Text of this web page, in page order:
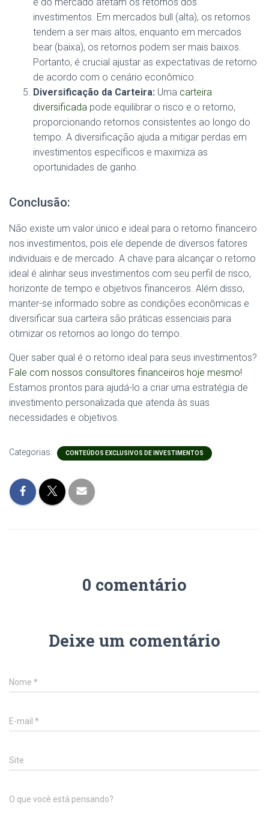
investimentos. Em mercados bull (alta), os retornos
tendem a ser mais altos, enquanto em mercados
bear (baixa), os retornos podem ser mais baixos.
Portanto, é crucial ajustar as expectativas de retorno
de acordo com o cenário econômico.
Diversificação da Carteira: Uma carteira
diversificada pode equilibrar o risco e o retorno,
proporcionando retornos consistentes ao longo do
tempo. A diversificação ajuda a mitigar perdas em
investimentos específicos e maximiza as
oportunidades de ganho.
Conclusão:
Não existe um valor único e ideal para o retorno financeiro
nos investimentos, pois ele depende de diversos fatores
individuais e de mercado. A chave para alcançar o retorno
ideal é alinhar seus investimentos com seu perfil de risco,
horizonte de tempo e objetivos financeiros. Além disso,
manter-se informado sobre as condições econômicas e
diversificar sua carteira são práticas essenciais para
otimizar os retornos ao longo do tempo.
Quer saber qual é o retorno ideal para seus investimentos?
Fale com nossos consultores financeiros hoje mesmo!
Estamos prontos para ajudá-lo a criar uma estratégia de
investimento personalizada que atenda às suas
necessidades e objetivos.
Categorias: CONTEÚDOS EXCLUSIVOS DE INVESTIMENTOS
0 comentário
Deixe um comentário
Nome *
E-mail *
Site
O que você está pensando?